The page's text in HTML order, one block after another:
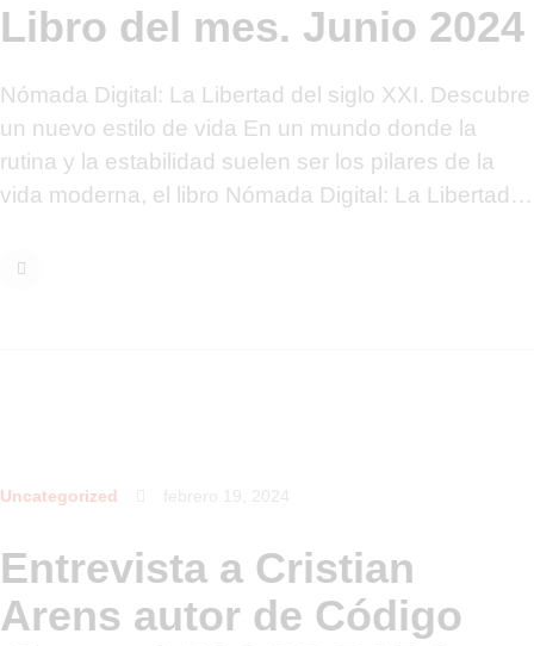
Libro del mes. Junio 2024
Nómada Digital: La Libertad del siglo XXI. Descubre
un nuevo estilo de vida En un mundo donde la
rutina y la estabilidad suelen ser los pilares de la
vida moderna, el libro Nómada Digital: La Libertad…
Uncategorized febrero 19, 2024
Entrevista a Cristian
Arens autor de Código